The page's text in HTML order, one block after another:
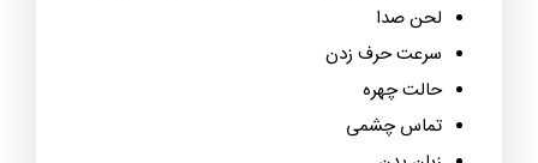
لحن صدا
سرعت حرف زدن
حالت چهره
تماس چشمی